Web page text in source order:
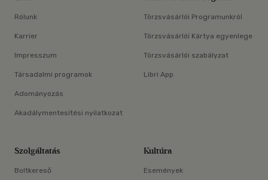
Rólunk
Karrier
Impresszum
Társadalmi programok
Adományozás
Akadálymentesítési nyilatkozat
Törzsvásárlói Programunkról
Törzsvásárlói Kártya egyenlege
Törzsvásárlói szabályzat
Libri App
Szolgáltatás
Boltkereső
Kultúra
Események